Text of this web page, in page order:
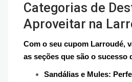
Categorias de
Aproveitar na
Com o seu cupom Larroudé,
as seções que são o sucesso
Sandálias e Mules: